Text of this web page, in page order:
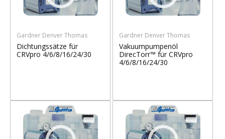
Gardner Denver Thomas
Dichtungssätze für
CRVpro 4/6/8/16/24/30
Gardner Denver Thomas
Vakuumpumpenöl
DirecTorr™ für CRVpro
4/6/8/16/24/30